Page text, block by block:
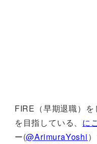
FIRE（早期退職）
を目指している、 に
ー(@ArimuraYoshi